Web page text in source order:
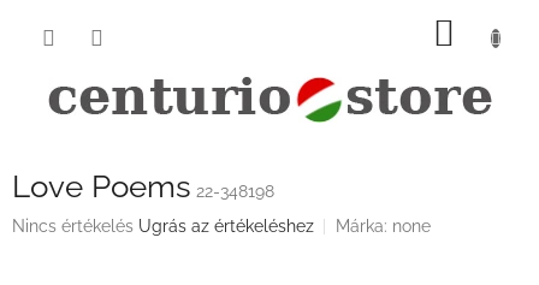
KOSÁR
Love Poems 22-348198
A
Nincs értékelés Ugrás az értékeléshez Márka: none